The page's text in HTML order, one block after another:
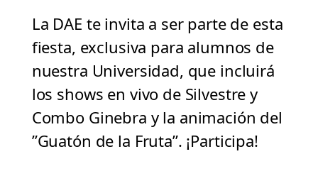
La DAE te invita a ser parte de esta
fiesta, exclusiva para alumnos de
nuestra Universidad, que incluirá
los shows en vivo de Silvestre y
Combo Ginebra y la animación del
”Guatón de la Fruta”. ¡Participa!